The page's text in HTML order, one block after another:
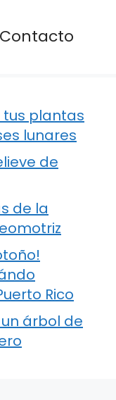
Contacto
plantas
lunares
de
de la
Rico
árbol de